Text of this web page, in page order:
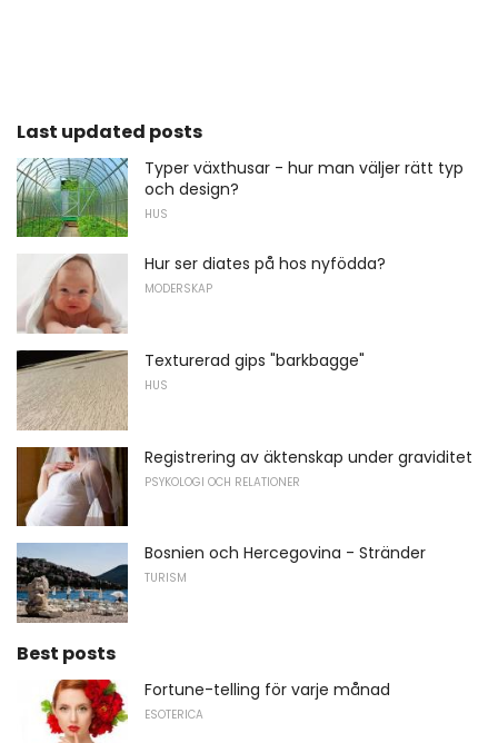
Last updated posts
Typer växthusar - hur man väljer rätt typ
och design?
HUS
Hur ser diates på hos nyfödda?
MODERSKAP
Texturerad gips "barkbagge"
HUS
Registrering av äktenskap under graviditet
PSYKOLOGI OCH RELATIONER
Bosnien och Hercegovina - Stränder
TURISM
Best posts
Fortune-telling för varje månad
ESOTERICA